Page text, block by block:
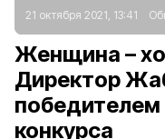
21 октября 2021, 13:41
Женщина –
Директор
победителем
конкурса